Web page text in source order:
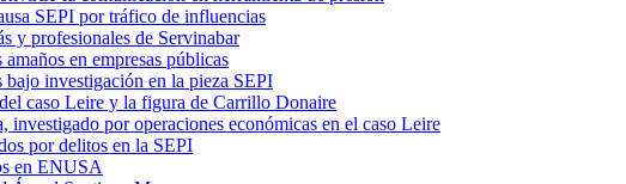
SEPI por tráfico de influencias
y profesionales de Servinabar
en empresas públicas
investigación en la pieza SEPI
caso Leire y la figura de Carrillo Donaire
por operaciones económicas en el caso Leire
por delitos en la SEPI
en ENUSA